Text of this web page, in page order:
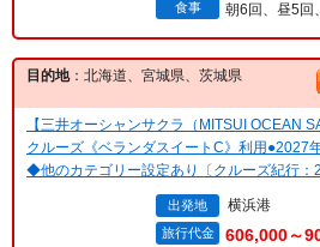
食事 朝6回、昼5回
目的地：北海道、宮城県、茨城県
【三井オーシャンサクラ（MITSUI OCEAN
クルーズ《ベランダスイートC》利用●2027
◆他のカテゴリー設定あり〔クルーズ紀行：
出発地 横浜港
旅行代金 606,000～